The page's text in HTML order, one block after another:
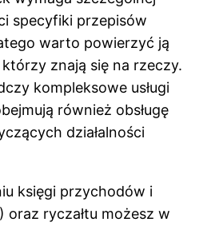
specyfiki przepisów
warto powierzyć ją
znają się na rzeczy.
kompleksowe usługi
również obsługę
działalności
księgi przychodów i
oraz ryczałtu możesz w